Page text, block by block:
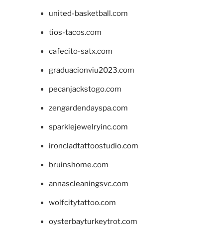
united-basketball.com
tios-tacos.com
cafecito-satx.com
graduacionviu2023.com
pecanjackstogo.com
zengardendayspa.com
sparklejewelryinc.com
ironcladtattoostudio.com
bruinshome.com
annascleaningsvc.com
wolfcitytattoo.com
oysterbayturkeytrot.com